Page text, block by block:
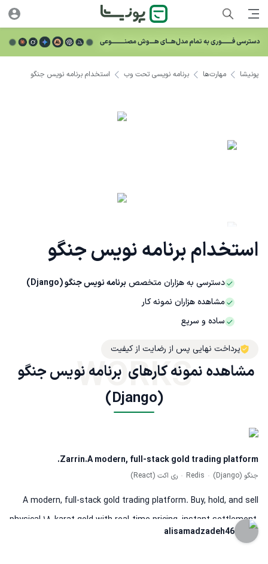
استخدام برنامه نویس جنگو
دسترسی به هزاران متخصص برنامه نویس جنگو (Django)
مشاهده هزاران نمونه کار
ساده و سریع
پرداخت نهایی پس از رضایت از کیفیت
پونیشا مهارت‌ها برنامه نویسی تحت وب استخدام برنامه نویس جنگو
مشاهده نمونه کارهای  برنامه نویس جنگو
(Django)
WORKS
Zarrin.A modern, full-stack gold trading platform.
جنگو (Django) Redis ری اکت (React)
A modern, full-stack gold trading platform. Buy, hold, and sell
physical 18-karat gold with real-time pricing, instant settlement,
and a beautifully crafted UI.
alisamadzadeh46